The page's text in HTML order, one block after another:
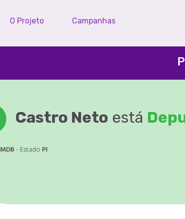
O Projeto Campanhas
Castro Neto está
MDB - Estado PI